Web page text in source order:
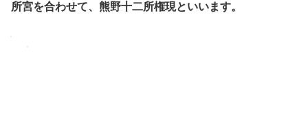
所宮を合わせて、熊野十二所権現といいます。